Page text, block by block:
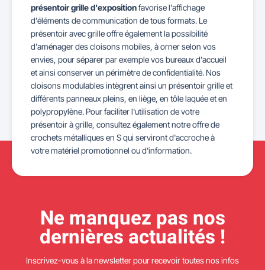
présentoir grille d'expositionfavorise l'affichage
d'éléments de communication de tous formats. Le
présentoir avec grille offre également la possibilité
d'aménager des cloisons mobiles, à orner selon vos
envies, pour séparer par exemple vos bureaux d'accueil
et ainsi conserver un périmètre de confidentialité. Nos
cloisons modulables intègrent ainsi un présentoir grille et
différents panneaux pleins, en liège, en tôle laquée et en
polypropylène. Pour faciliter l'utilisation de votre
présentoir à grille, consultez également notre offre de
crochets métalliques en S qui serviront d'accroche à
votre matériel promotionnel ou d'information.
Ne manquez pas nos
dernières actualités !
Inscrivez-vous à la newsletter pour recevoir toutes nos infos